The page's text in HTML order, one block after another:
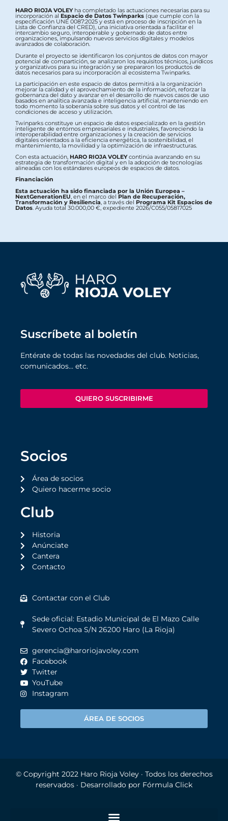
HARO RIOJA VOLEYha completado las actuaciones necesarias para su
incorporación al Espacio de Datos Twinparks (que cumple con la
especificación UNE 0087:2025 y está en proceso de inscripción en la
Lista de Confianza del CRED), una iniciativa orientada a facilitar el
intercambio seguro, interoperable y gobernado de datos entre
organizaciones, impulsando nuevos servicios digitales y modelos
avanzados de colaboración.
Durante el proyecto se identificaron los conjuntos de datos con mayor
potencial de compartición, se analizaron los requisitos técnicos, jurídicos
y organizativos para su integración y se prepararon los productos de
datos necesarios para su incorporación al ecosistema Twinparks.
La participación en este espacio de datos permitirá a la organización
mejorar la calidad y el aprovechamiento de la información, reforzar la
gobernanza del dato y avanzar en el desarrollo de nuevos casos de uso
basados en analítica avanzada e inteligencia artificial, manteniendo en
todo momento la soberanía sobre sus datos y el control de las
condiciones de acceso y utilización.
Twinparks constituye un espacio de datos especializado en la gestión
inteligente de entornos empresariales e industriales, favoreciendo la
interoperabilidad entre organizaciones y la creación de servicios
digitales orientados a la eficiencia energética, la sostenibilidad, el
mantenimiento, la movilidad y la optimización de infraestructuras.
Con esta actuación, HARO RIOJA VOLEYcontinúa avanzando en su
estrategia de transformación digital y en la adopción de tecnologías
alineadas con los estándares europeos de espacios de datos.
Financiación
Esta actuación ha sido financiada por la Unión Europea –
NextGenerationEU , en el marco delPlan de Recuperación,
Transformación y Resiliencia , a través del Programa Kit Espacios de
Datos . Ayuda total 30.000,00 €, expediente 2026/C055/05817025
Suscríbete al boletín
Entérate de todas las novedades del club. Noticias,
comunicados… etc.
QUIERO SUSCRIBIRME
Socios
Área de socios
Quiero hacerme socio
Club
Historia
Anúnciate
Cantera
Contacto
Contactar con el Club
Sede oficial: Estadio Municipal de El Mazo Calle
Severo Ochoa S/N 26200 Haro (La Rioja)
gerencia@haroriojavoley.com
Facebook
Twitter
YouTube
Instagram
ÁREA DE SOCIOS
© Copyright 2022 Haro Rioja Voley· Todos los derechos
reservados · Desarrollado por Fórmula Click